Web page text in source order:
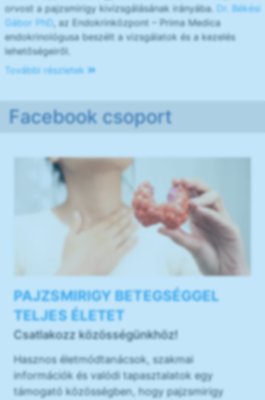
orvost a pajzsmirigy kivizsgálásának irányába.
Dr. Békési
Gábor PhD
, az Endokrinközpont – Prima Medica
endokrinológusa beszélt a vizsgálatok és a kezelés
lehetőségeiről.
További részletek
Facebook csoport
PAJZSMIRIGY BETEGSÉGGEL
TELJES ÉLETET
Csatlakozz közösségünkhöz!
Hasznos életmódtanácsok, szakmai
információk és valódi tapasztalatok egy
támogató közösségben, hogy pajzsmirigy